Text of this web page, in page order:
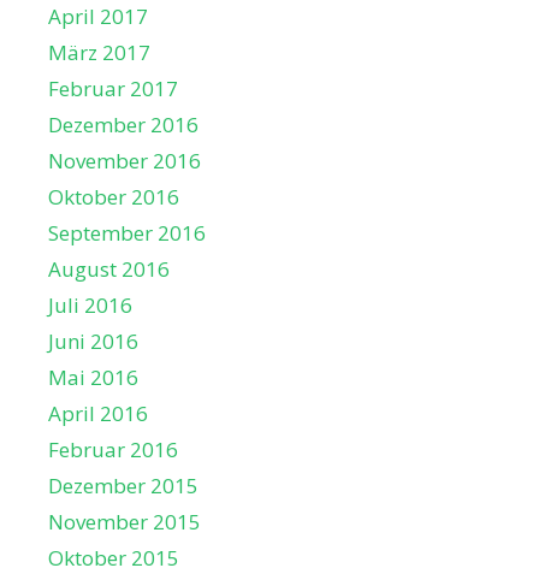
April 2017
März 2017
Februar 2017
Dezember 2016
November 2016
Oktober 2016
September 2016
August 2016
Juli 2016
Juni 2016
Mai 2016
April 2016
Februar 2016
Dezember 2015
November 2015
Oktober 2015